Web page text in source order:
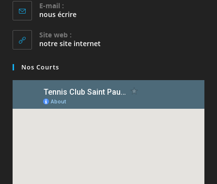
E-mail :
nous écrireS’ouvre
application
Site web :
notre site internet
Nos Courts